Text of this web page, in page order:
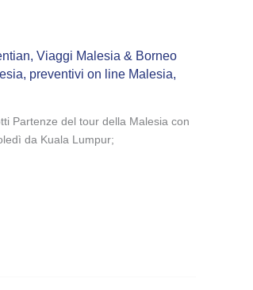
, Viaggi Malesia & Borneo
, preventivi on line Malesia,
Partenze del tour della Malesia con
da Kuala Lumpur;